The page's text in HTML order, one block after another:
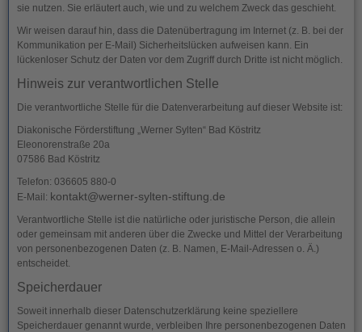
sie nutzen. Sie erläutert auch, wie und zu welchem Zweck das geschieht.
Wir weisen darauf hin, dass die Datenübertragung im Internet (z. B. bei der
Kommunikation per E-Mail) Sicherheitslücken aufweisen kann. Ein
lückenloser Schutz der Daten vor dem Zugriff durch Dritte ist nicht möglich.
Hinweis zur verantwortlichen Stelle
Die verantwortliche Stelle für die Datenverarbeitung auf dieser Website ist:
Diakonische Förderstiftung „Werner Sylten“ Bad Köstritz
Eleonorenstraße 20a
07586 Bad Köstritz
Telefon: 036605 880-0
E-Mail: kontakt@werner-sylten-stiftung.de
Verantwortliche Stelle ist die natürliche oder juristische Person, die allein
oder gemeinsam mit anderen über die Zwecke und Mittel der Verarbeitung
von personenbezogenen Daten (z. B. Namen, E-Mail-Adressen o. Ä.)
entscheidet.
Speicherdauer
Soweit innerhalb dieser Datenschutzerklärung keine speziellere
Speicherdauer genannt wurde, verbleiben Ihre personenbezogenen Daten